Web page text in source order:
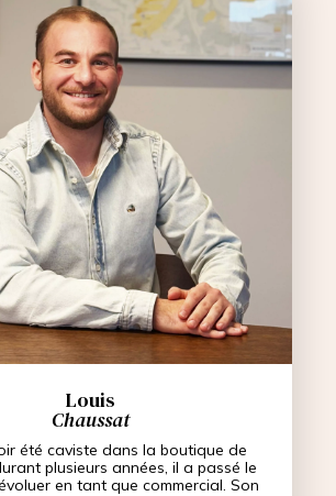
Louis
Chaussat
été caviste dans la boutique de
plusieurs années, il a passé le
en tant que commercial. Son